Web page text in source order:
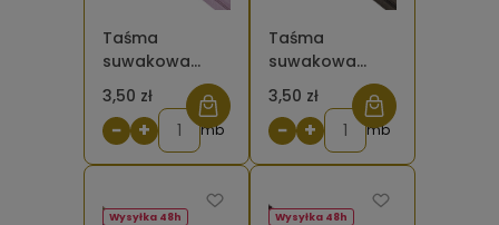
Taśma
suwakowa
spiralna 5 mm
różowy
lawendowy 552
3,50 zł
− + mb
Taśma
suwakowa
spiralna 5 mm
szary grafitowy
301
3,50 zł
− + mb
Wysyłka 48h Wysyłka 48h